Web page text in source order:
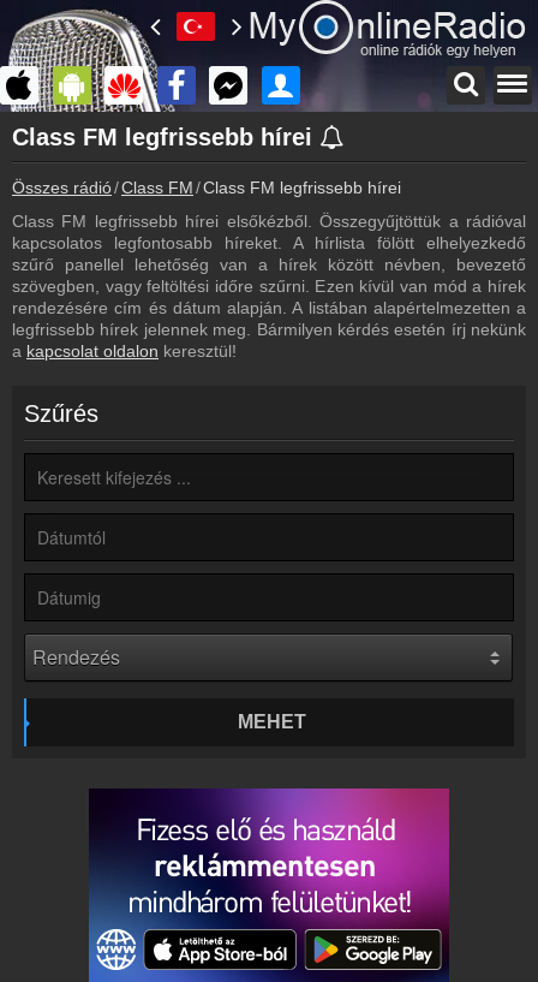
Főoldal
myonlineradio.hu
Class FM
Vissza a Class FM oldalára
Bejelentkezés
Hozz létre saját fiókot!
Archívum
Class FM korábbi adásai
Kapcsolat
Partnerek
Rádió beágyazás
Online rádió készítés
Készítés lépésről lépésre
Class FM legfrissebb hírei
Összes rádió Class FM Class FM legfrissebb hírei
Class FM legfrissebb hírei elsőkézből. Összegyűjtöttük a rádióval
kapcsolatos legfontosabb híreket. A hírlista fölött elhelyezkedő
szűrő panellel lehetőség van a hírek között névben, bevezető
szövegben, vagy feltöltési időre szűrni. Ezen kívül van mód a hírek
rendezésére cím és dátum alapján. A listában alapértelmezetten a
legfrissebb hírek jelennek meg. Bármilyen kérdés esetén írj nekünk
a kapcsolat oldalon keresztül!
Szűrés
MEHET